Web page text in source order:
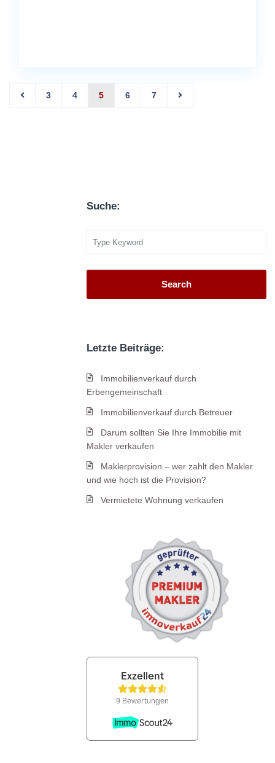
3 4 5 6 7
Suche:
Search
Letzte Beiträge:
Immobilienverkauf durch
Erbengemeinschaft
Immobilienverkauf durch Betreuer
Darum sollten Sie Ihre Immobilie mit
Makler verkaufen
Maklerprovision – wer zahlt den Makler
und wie hoch ist die Provision?
Vermietete Wohnung verkaufen